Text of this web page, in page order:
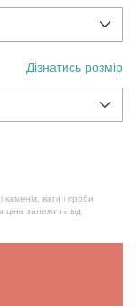
Дізнатись розмір
каменів, ваги і проби
ціна залежить від